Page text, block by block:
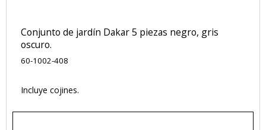
Conjunto de jardín Dakar 5 piezas negro, gris
oscuro.
60-1002-408
Incluye cojines.